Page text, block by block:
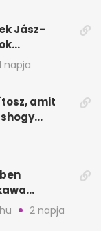
Jász-
napja
amit
Robin2 napja